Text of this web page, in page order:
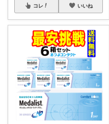
コレ いいね